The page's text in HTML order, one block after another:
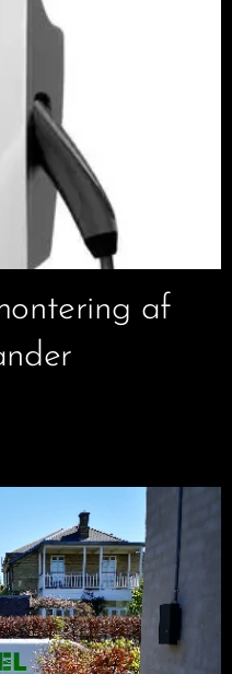
af